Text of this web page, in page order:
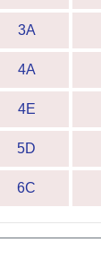
3A
4A
4E
5D
6C